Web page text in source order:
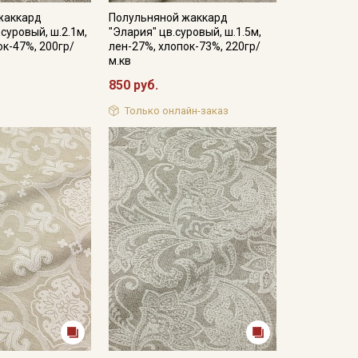
ш.2.1м,
47%, 200гр/
Полульняной жаккард
"Элария" цв.суровый, ш.1.5м,
лен-27%, хлопок-73%, 220гр/
м.кв
850 руб.
Только онлайн-заказ